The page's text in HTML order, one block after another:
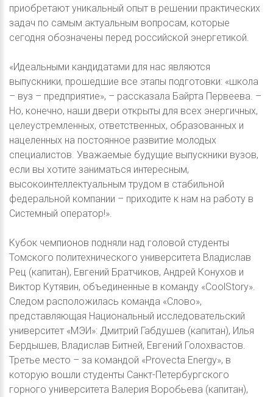
приобретают уникальный опыт в решении практических
задач по самым актуальным вопросам, которые
сегодня обозначены перед российской энергетикой.
«Идеальными кандидатами для нас являются
выпускники, прошедшие все этапы подготовки: «школа
– вуз – предприятие», – рассказала Байрта Первеева. –
Но, конечно, наши двери открыты для всех энергичных,
целеустремленных, ответственных, образованных и
нацеленных на постоянное развитие молодых
специалистов. Уважаемые будущие выпускники вузов,
если вы хотите заниматься интересным,
высокоинтеллектуальным трудом в стабильной
федеральной компании – приходите к нам на работу в
Системный оператор!».
Кубок чемпионов подняли над головой студенты
Томского политехнического университета Владислав
Рец (капитан), Евгений Братчиков, Андрей Конухов и
Виктор Кутявин, объединенные в команду «CoolStory».
Следом расположилась команда «Слово»,
представляющая Национальный исследовательский
университет «МЭИ»: Дмитрий Габдушев (капитан), Илья
Бердышев, Владислав Битней, Евгений Голохвастов.
Третье место – за командой «Provecta Energy», в
которую вошли студенты Санкт-Петербургского
горного университета Валерия Воробьева (капитан),